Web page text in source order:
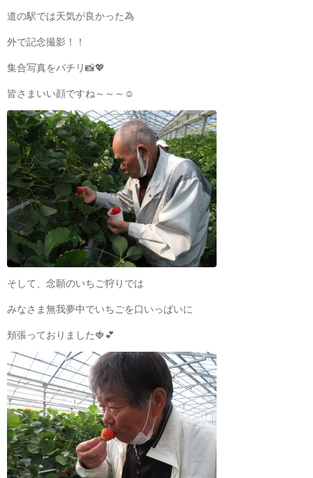
道の駅では天気が良かった為
外で記念撮影！！
集合写真をパチリ📸💖
皆さまいい顔ですね～～～☺
そして、念願のいちご狩りでは
みなさま無我夢中でいちごを口いっぱいに
頬張っておりました🍓💕